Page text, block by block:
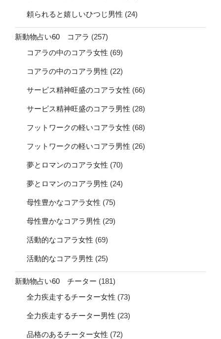
頼られると嬉しいひつじ男性 (24)
新動物占い60 コアラ (257)
コアラの中のコアラ女性 (69)
コアラの中のコアラ男性 (22)
サービス精神旺盛のコアラ女性 (66)
サービス精神旺盛のコアラ男性 (28)
フットワークの軽いコアラ女性 (68)
フットワークの軽いコアラ男性 (26)
夢とロマンのコアラ女性 (70)
夢とロマンのコアラ男性 (24)
母性豊かなコアラ女性 (75)
母性豊かなコアラ男性 (29)
活動的なコアラ女性 (69)
活動的なコアラ男性 (25)
新動物占い60 チーター (181)
全力疾走するチーター女性 (73)
全力疾走するチーター男性 (23)
品格のあるチーター女性 (72)